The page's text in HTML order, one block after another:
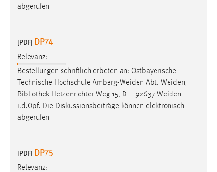
abgerufen
[PDF] DP74
Relevanz:
Bestellungen schriftlich erbeten an: Ostbayerische
Technische Hochschule Amberg-Weiden Abt. Weiden,
Bibliothek Hetzenrichter Weg 15, D – 92637 Weiden
i.d.Opf. Die Diskussionsbeiträge können elektronisch
abgerufen
[PDF] DP75
Relevanz: